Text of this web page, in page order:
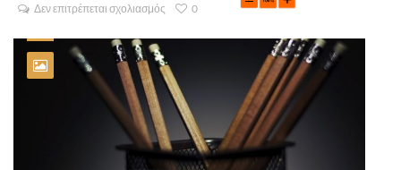
Δεν επιτρέπεται σχολιασμός 0